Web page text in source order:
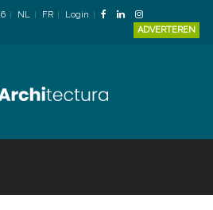
NL FR
Login
ADVERTEREN